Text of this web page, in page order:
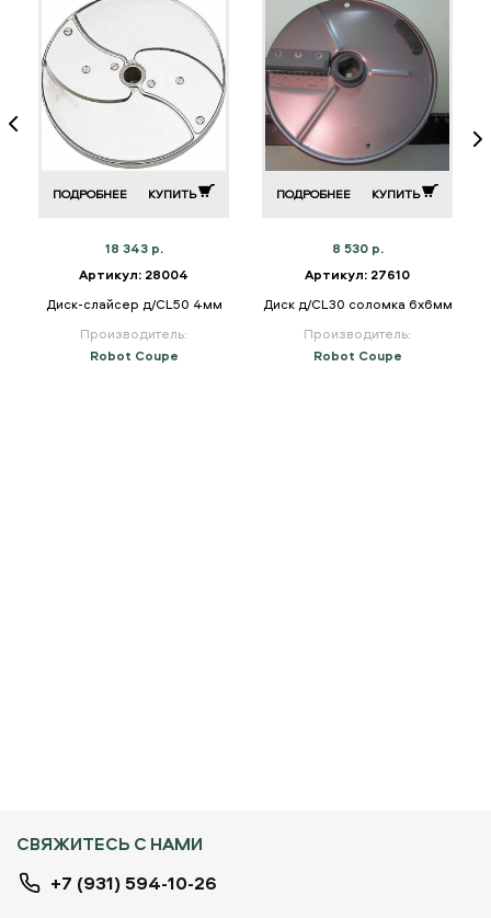
ПОДРОБНЕЕ КУПИТЬ
18 343 р.
Артикул: 28004
Диск-слайсер д/CL50 4мм
Производитель:
Robot Coupe
ПОДРОБНЕЕ КУПИТЬ
8 530 р.
Артикул: 27610
Диск д/CL30 соломка 6х6мм
Производитель:
Robot Coupe
СВЯЖИТЕСЬ С НАМИ
+7 (931) 594-10-26